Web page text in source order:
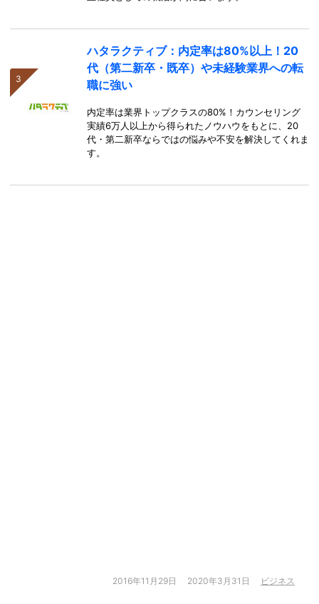
ハタラクティブ：内定率は80%以上！20
代（第二新卒・既卒）や未経験業界への転
職に強い
内定率は業界トップクラスの80%！カウンセリング
実績6万人以上から得られたノウハウをもとに、20
代・第二新卒ならではの悩みや不安を解決してくれま
す。
2016年11月29日 2020年3月31日 ビジネス